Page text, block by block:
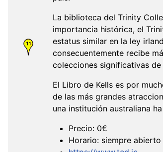
La biblioteca del Trinity
importancia histórica, el
estatus similar en la ley
consecuentemente recibe
colecciones significativas
El Libro de Kells es por
de las más grandes
una institución australiana
Precio: 0€
Horario: siempre